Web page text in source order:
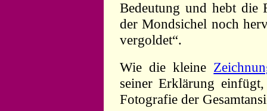
Bedeutung und hebt die
der Mondsichel noch
vergoldet“.
Wie die kleine
seiner Erklärung
Fotografie der